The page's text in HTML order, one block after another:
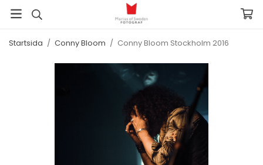
Startsida / Conny Bloom / Conny Bloom Stockholm 2016